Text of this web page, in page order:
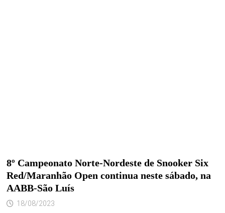
8º Campeonato Norte-Nordeste de Snooker Six
Red/Maranhão Open continua neste sábado, na
AABB-São Luís
18/08/2023